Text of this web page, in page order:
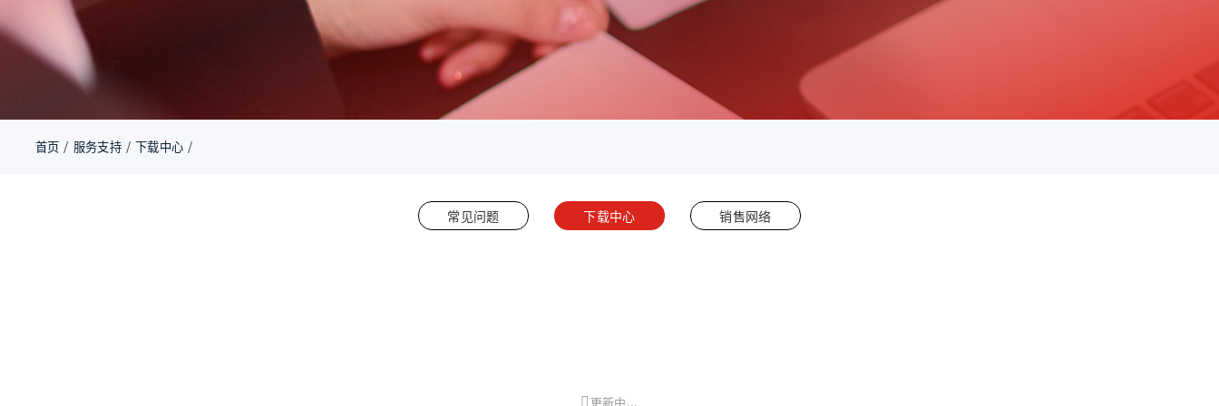
首页 / 服务支持 / 下载中心 /
常见问题 下载中心 销售网络
更新中...